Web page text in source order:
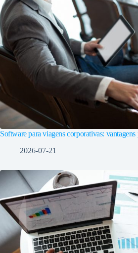
Software para viagens corporativas: vantagens
2026-07-21